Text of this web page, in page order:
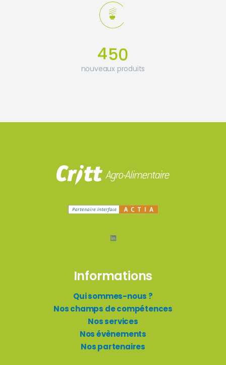
450
nouveaux produits
Informations
Qui sommes-nous ?
Nos champs de compétences
Nos services
Nos évènements
Nos partenaires